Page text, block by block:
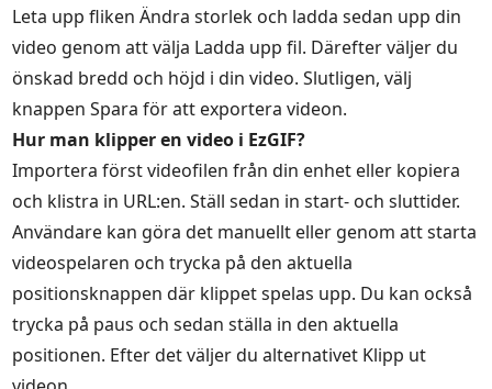
Leta upp fliken Ändra storlek och ladda sedan upp din
video genom att välja Ladda upp fil. Därefter väljer du
önskad bredd och höjd i din video. Slutligen, välj
knappen Spara för att exportera videon.
Hur man klipper en video i EzGIF?
Importera först videofilen från din enhet eller kopiera
och klistra in URL:en. Ställ sedan in start- och sluttider.
Användare kan göra det manuellt eller genom att starta
videospelaren och trycka på den aktuella
positionsknappen där klippet spelas upp. Du kan också
trycka på paus och sedan ställa in den aktuella
positionen. Efter det väljer du alternativet Klipp ut